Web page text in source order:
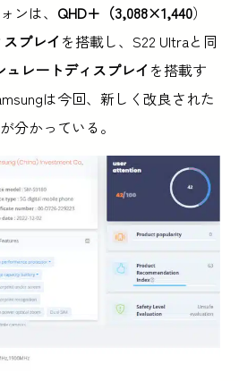
ンは、 QHD+（3,088×1,440）
プレイを搭載し、S22 Ultraと同
ュレートディスプレイを搭載す
は今回、新しく改良された
分かっている。